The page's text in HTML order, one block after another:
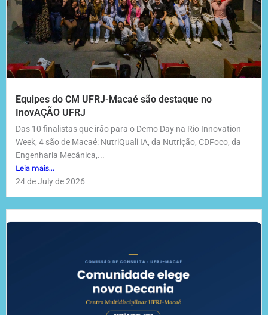
Equipes do CM UFRJ-Macaé são destaque no
InovAÇÃO UFRJ
Das 10 finalistas que irão para o Demo Day na Rio Innovation
Week, 4 são de Macaé: NutriQuali IA, da Nutrição, CDFoco, da
Engenharia Mecânica,...
Leia mais...
24 de July de 2026